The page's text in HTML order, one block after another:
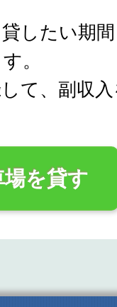
したい期
。
て、副収
場を貸す